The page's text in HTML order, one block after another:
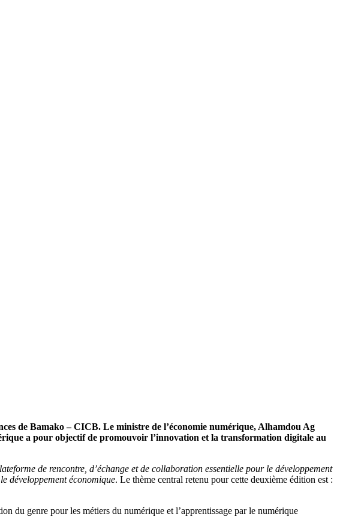
de Bamako – CICB. Le ministre de l’économie numérique, Alhamdou Ag
a pour objectif de promouvoir l’innovation et la transformation digitale au
de rencontre, d’échange et de collaboration essentielle pour le développement
développement économique. Le thème central retenu pour cette deuxième édition est :
du genre pour les métiers du numérique et l’apprentissage par le numérique